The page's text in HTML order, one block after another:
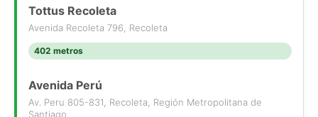
Tottus Recoleta
Avenida Recoleta 796, Recoleta
402 metros
Avenida Perú
Av. Peru 805-831, Recoleta, Región Metropolitana de
Santiago